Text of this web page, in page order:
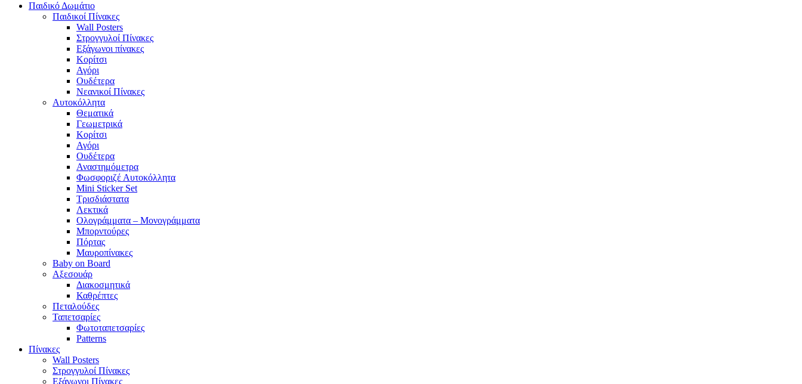
Παιδικό Δωμάτιο
Παιδικοί Πίνακες
Wall Posters
Στρογγυλοί Πίνακες
Εξάγωνοι πίνακες
Κορίτσι
Αγόρι
Ουδέτερα
Νεανικοί Πίνακες
Αυτοκόλλητα
Θεματικά
Γεωμετρικά
Κορίτσι
Αγόρι
Ουδέτερα
Αναστημόμετρα
Φωσφοριζέ Αυτοκόλλητα
Mini Sticker Set
Tρισδιάστατα
Λεκτικά
Ολογράμματα – Μονογράμματα
Μπορντούρες
Πόρτας
Μαυροπίνακες
Baby on Board
Αξεσουάρ
Διακοσμητικά
Καθρέπτες
Πεταλούδες
Ταπετσαρίες
Φωτοταπετσαρίες
Patterns
Πίνακες
Wall Posters
Στρογγυλοί Πίνακες
Εξάγωνοι Πίνακες